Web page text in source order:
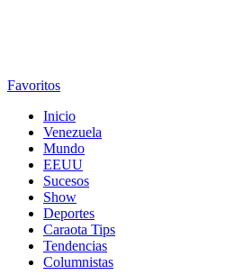
Favoritos
Inicio
Venezuela
Mundo
EEUU
Sucesos
Show
Deportes
Caraota Tips
Tendencias
Columnistas